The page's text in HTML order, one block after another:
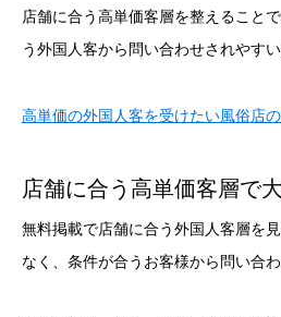
店舗に合う高単価客層を整えること
う外国人客から問い合わせされやす
高単価の外国人客を受けたい風俗店
店舗に合う高単価客層で
無料掲載で店舗に合う外国人客層を
なく、条件が合うお客様から問い合